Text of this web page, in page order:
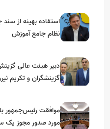
استفاده بهینه از
نظام جامع آموزش
دبیر هیئت عالی
گزینشگران و تکریم
موافقت رئیس‌جمهور
مورد صدور مجوز یک